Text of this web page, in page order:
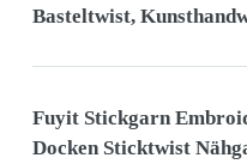
Basteltwist,
Fuyit Stickgarn
Docken Sticktwist